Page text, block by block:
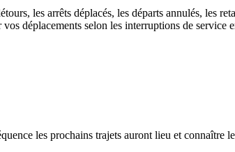
les arrêts déplacés, les départs annulés, les
déplacements selon les interruptions de service
les prochains trajets auront lieu et connaître